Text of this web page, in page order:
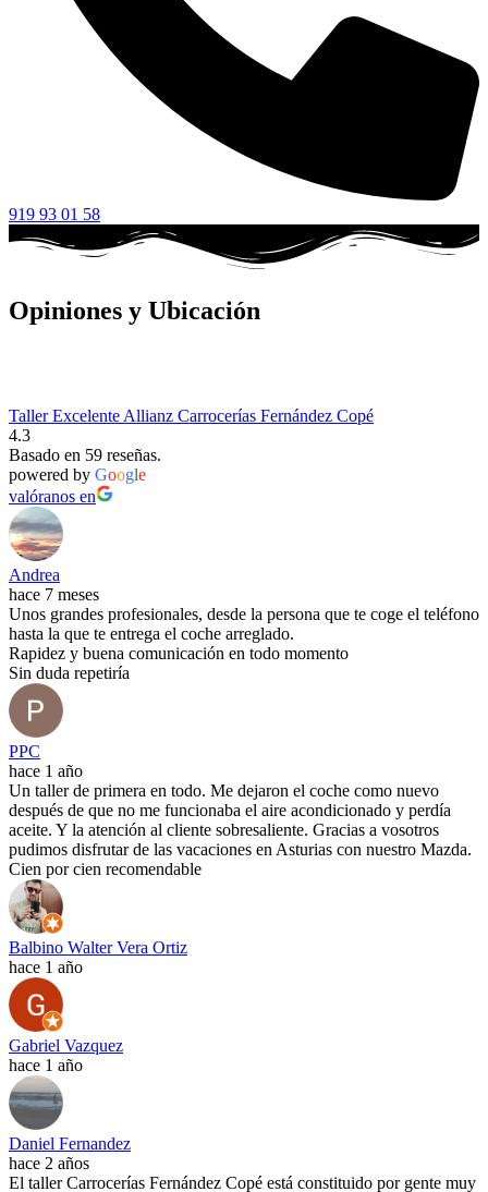
919 93 01 58
Opiniones y Ubicación
Taller Excelente Allianz Carrocerías Fernández Copé
4.3
Basado en 59 reseñas.
powered by Google
valóranos en
Andrea
hace 7 meses
Unos grandes profesionales, desde la persona que te coge el teléfono
hasta la que te entrega el coche arreglado.
Rapidez y buena comunicación en todo momento
Sin duda repetiría
PPC
hace 1 año
Un taller de primera en todo. Me dejaron el coche como nuevo
después de que no me funcionaba el aire acondicionado y perdía
aceite. Y la atención al cliente sobresaliente. Gracias a vosotros
pudimos disfrutar de las vacaciones en Asturias con nuestro Mazda.
Cien por cien recomendable
Balbino Walter Vera Ortiz
hace 1 año
Gabriel Vazquez
hace 1 año
Daniel Fernandez
hace 2 años
El taller Carrocerías Fernández Copé está constituido por gente muy